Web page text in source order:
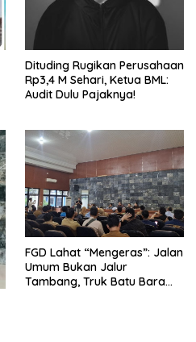
Dituding Rugikan Perusahaan
Rp3,4 M Sehari, Ketua BML:
Audit Dulu Pajaknya!
FGD Lahat “Mengeras”: Jalan
Umum Bukan Jalur
Tambang, Truk Batu Bara